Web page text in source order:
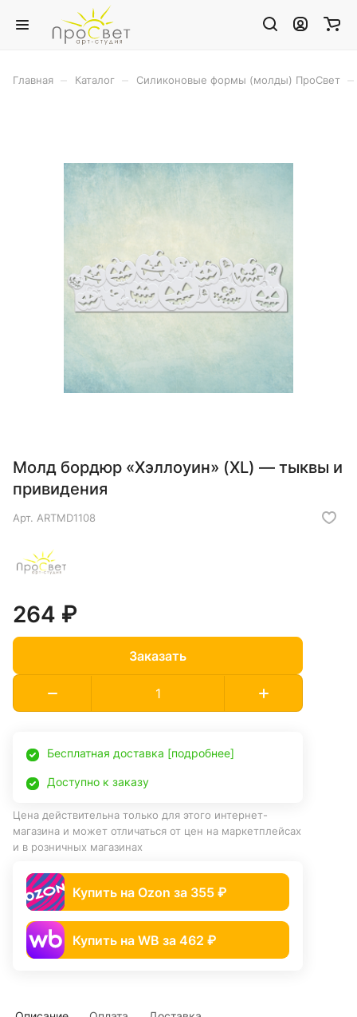
Главная Каталог Силиконовые формы (молды) ПроСвет
Молд бордюр «Хэллоуин» (XL) — тыквы и
привидения
Арт. ARTMD1108
264 ₽
Заказать
Бесплатная доставка [подробнее]
Доступно к заказу
Цена действительна только для этого интернет-
магазина и может отличаться от цен на маркетплейсах
и в розничных магазинах
Купить на Ozon за 355 ₽
Купить на WB за 462 ₽